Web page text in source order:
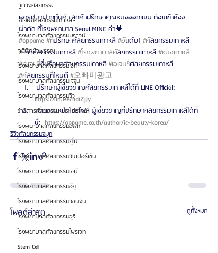
ดูดวงศัลยกรรม
เอเจนซี่ศัลยกรรมเกาหลี
โรงพยาบาลศัลยกรรมบราวน์
คลินิกผิวพรรณ
โรงพยาบาลศัลยกรรมไอดี
โรงพยาบาลศัลยกรรมเจจุน
โรงพยาบาลศัลยกรรมวิว
ข่าวสารศัลยกรรม ประเทศไทย
โรงพยาบาลศัลยกรรมอีพิก
โรงพยาบาลศัลยกรรมยูโน
โรงพยาบาลศัลยกรรมวันเปอร์เซ็น
โรงพยาบาลศัลยกรรมเอบี
โรงพยาบาลศัลยกรรมอียู
โรงพยาบาลศัลยกรรมวอนจิน
โรงพยาบาลศัลยกรรมอูรี
โรงพยาบาลศัลยกรรมไพรเวท
Stem Cell
เอารูปมาฝากกันค่า ลูกค้าปรึกษาคุณหมอออกแบบ ก่อนเข้าห้อง
ผ่าตัด ที่โรงพยาบาล Seoul MINE ค่า💗
#oppame#ที่ปรึกษาศัลยกรรมเกาหลี #อันดับ1 #ศัลยกรรมเกาหลี
#รีวิวศัลยกรรมเกาหลี #โรงพยาบาลศัลยกรรมเกาหลี #หมอเกาหล
#เอเจนซี่ที่ปรึกษาศัลยกรรมเกาหลี #เอเจนซี่ศัลยกรรมเกาหลี
#ศัลยกรรมที่ไหนดี #오빠미광고
ปรึกษาผู้เชี่ยวชาญศัลยกรรมเกาหลีได้ที่ LINE Official:
https://lin.ee/hdiZjJy
เยี่ยมชมหน้าโปรไฟล์ ผู้เชี่ยวชาญที่ปรึกษาศัลยกรรมเกาหลีได้ที่
นี่: https://oppame.co.th/author/ic-beauty-korea/
รีวิวศัลยกรรมจมูก
โพสต์ล่าสุด ดูทั้งหมด